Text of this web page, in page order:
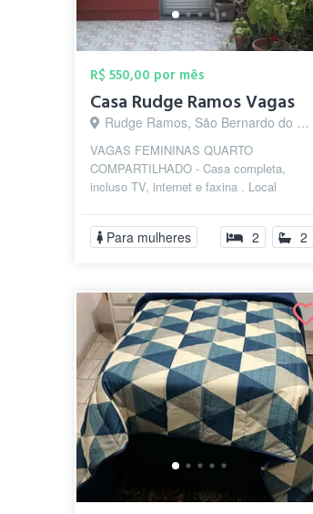
R$ 550,00 por mês
Casa Rudge Ramos Vagas
Rudge Ramos, São Bernardo do Campo - SP
VAGAS FEMININAS QUARTO
COMPARTILHADO - Casa completa,
incluso TV, internet e faxina . Local
Mauá, Anhanguera ...
Para mulheres 2 2